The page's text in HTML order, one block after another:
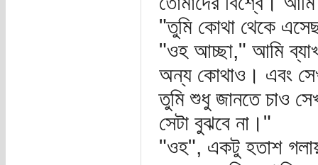
"তুমি কোথা থেকে
"ওহ আচ্ছা," আমি
অন্য কোথাও। এবং
তুমি শুধু জানতে চাও
সেটা বুঝবে না।"
"ওহ", একটু হতাশ